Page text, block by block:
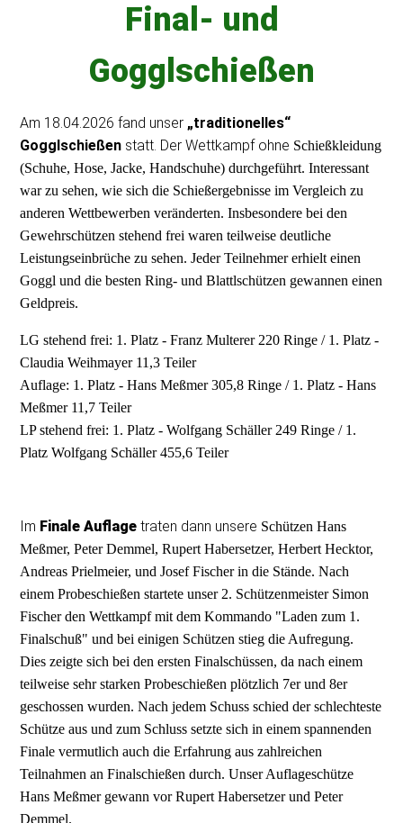
Final- und
Gogglschießen
Am 18.04.2026 fand unser „traditionelles“
Gogglschießen statt. Der Wettkampf ohne Schießkleidung
(Schuhe, Hose, Jacke, Handschuhe) durchgeführt. Interessant
war zu sehen, wie sich die Schießergebnisse im Vergleich zu
anderen Wettbewerben veränderten. Insbesondere bei den
Gewehrschützen stehend frei waren teilweise deutliche
Leistungseinbrüche zu sehen. Jeder Teilnehmer erhielt einen
Goggl und die besten Ring- und Blattlschützen gewannen einen
Geldpreis.
LG stehend frei: 1. Platz - Franz Multerer 220 Ringe / 1. Platz -
Claudia Weihmayer 11,3 Teiler
Auflage: 1. Platz - Hans Meßmer 305,8 Ringe / 1. Platz - Hans
Meßmer 11,7 Teiler
LP stehend frei: 1. Platz - Wolfgang Schäller 249 Ringe / 1.
Platz Wolfgang Schäller 455,6 Teiler
Im Finale Auflage traten dann unsere Schützen Hans
Meßmer, Peter Demmel, Rupert Habersetzer, Herbert Hecktor,
Andreas Prielmeier, und Josef Fischer in die Stände. Nach
einem Probeschießen startete unser 2. Schützenmeister Simon
Fischer den Wettkampf mit dem Kommando "Laden zum 1.
Finalschuß" und bei einigen Schützen stieg die Aufregung.
Dies zeigte sich bei den ersten Finalschüssen, da nach einem
teilweise sehr starken Probeschießen plötzlich 7er und 8er
geschossen wurden. Nach jedem Schuss schied der schlechteste
Schütze aus und zum Schluss setzte sich in einem spannenden
Finale vermutlich auch die Erfahrung aus zahlreichen
Teilnahmen an Finalschießen durch. Unser Auflageschütze
Hans Meßmer gewann vor Rupert Habersetzer und Peter
Demmel.